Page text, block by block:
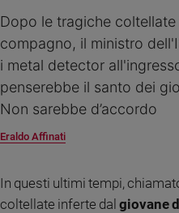
Parola
del
giorno
Santo
giorno
valori
Ambiente
Dopo le tragiche
compagno, il ministro
i metal detector
penserebbe il santo dei
Non sarebbe d’accordo
Eraldo Affinati
In questi ultimi tempi,
coltellate inferte dal giovane